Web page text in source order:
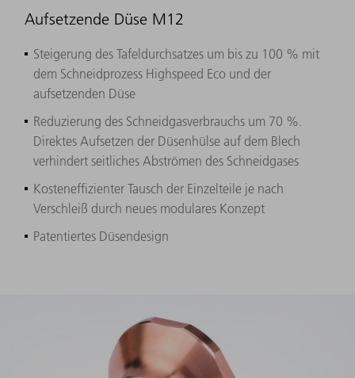
Aufsetzende Düse M12
Steigerung des Tafeldurchsatzes um bis zu 100 % mit
dem Schneidprozess Highspeed Eco und der
aufsetzenden Düse
Reduzierung des Schneidgasverbrauchs um 70 %.
Direktes Aufsetzen der Düsenhülse auf dem Blech
verhindert seitliches Abströmen des Schneidgases
Kosteneffizienter Tausch der Einzelteile je nach
Verschleiß durch neues modulares Konzept
Patentiertes Düsendesign